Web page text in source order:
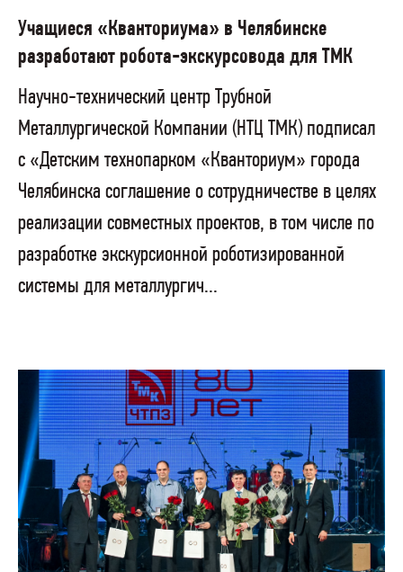
Учащиеся «Кванториума» в Челябинске
разработают робота-экскурсовода для ТМК
Научно-технический центр Трубной
Металлургической Компании (НТЦ ТМК) подписал
с «Детским технопарком «Кванториум» города
Челябинска соглашение о сотрудничестве в целях
реализации совместных проектов, в том числе по
разработке экскурсионной роботизированной
системы для металлургич...